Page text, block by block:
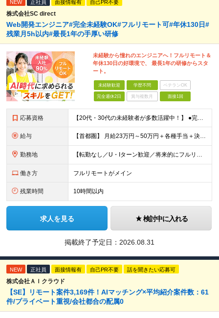
NEW 正社員 面接情報有 自己PR不要
株式会社SC direct
Web開発エンジニア#完全未経験OK#フルリモート可#年休130日#
残業月5h以内#最長1年の手厚い研修
未経験から憧れのエンジニアへ！フルリモート＆
年休130日の好環境で、 最長1年の研修からスタ
ート。
未経験歓迎 学歴不問 ベテランOK
完全週休2日 賞与複数月 面接1回
応募資格 【20代・30代の未経験者が多数活躍中！】 ●完全未経験、第二新卒、既卒、フリーターの方大歓迎！ ●学歴・職歴・転職回数・ブランク一切不問 ※34歳までの方（若年層の長期キャリア形成を図るため） ★
給与 【首都圏】 月給23万円～50万円＋各種手当＋決算賞与 【大阪】 月給22万円～50万円＋各種手当＋決算賞与 【愛知】 月給21.5万円～50万円＋各種手当＋決算賞与 【福岡・宮城】 月給20万
勤務地 【転勤なし／U・Iターン歓迎／将来的にフルリモートOK】 本社（新宿区）、大阪支店、名古屋支店または東京都・神奈川県・千葉県・埼玉県・愛知県・大阪府・福岡県をはじめ、全国のプロジェクト先 ※ご希望を
働き方 フルリモートがメイン
残業時間 10時間以内
求人を見る 検討中に入れる
掲載終了予定日： 2026.08.31
NEW 正社員 面接情報有 自己PR不要 話を聞きたい応募可
株式会社ＡＩクラウド
【SE】リモート案件3,169件！AIマッチング×平均紹介案件数：61
件/プライベート重視/会社都合の配属0